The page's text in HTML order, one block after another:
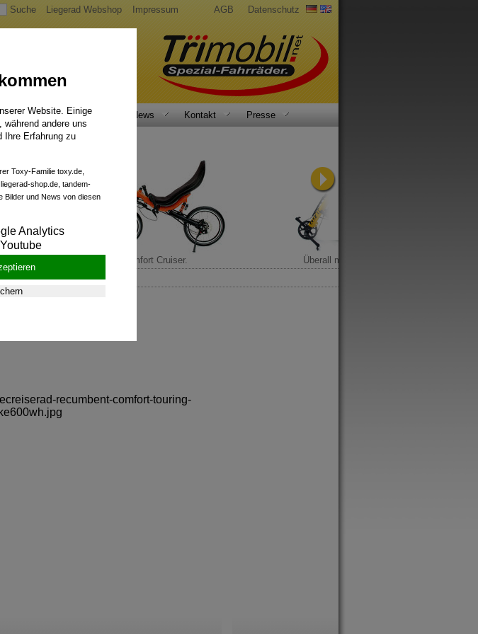
Suche Liegerad Webshop Impressum AGB Datenschutz
Qualität Liegerad News Kontakt Presse
Comfort Cruiser.
Überall mit dabei.
Website. Einige
andere uns
Ihre Erfahrung zu
Toxy-Familie toxy.de,
shop.de, tandem-
Bilder und News von diesen
Analytics
Youtube